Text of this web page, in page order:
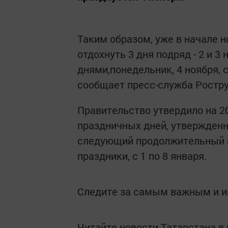
Таким образом, уже в начале
отдохнуть 3 дня подряд - 2 и
днями,понедельник, 4
сообщает пресс-служба
Правительство утвердило на
праздничных дней,
следующий продолжительный
праздники, с 1 по 8 января.
Следите за самым важным и